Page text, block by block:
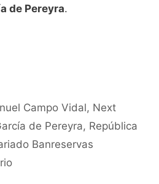
de Pereyra.
Campo Vidal, Next
de Pereyra, República
Banreservas